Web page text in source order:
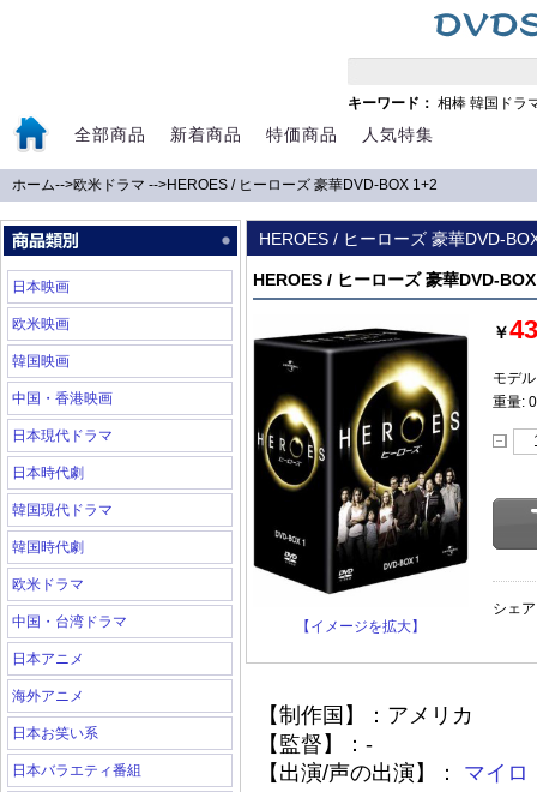
キーワード： 相棒 韓国ドラ
全部商品 新着商品 特価商品 人気特集
ホーム-->欧米ドラマ -->HEROES / ヒーローズ 豪華DVD-BOX 1+2
日本映画
欧米映画
韓国映画
中国・香港映画
日本現代ドラマ
日本時代劇
韓国現代ドラマ
韓国時代劇
欧米ドラマ
中国・台湾ドラマ
日本アニメ
海外アニメ
日本お笑い系
日本バラエティ番組
HEROES / ヒーローズ 豪華DVD-
HEROES / ヒーローズ 豪華DVD-
【イメージを拡大】
￥
モデ
重量:
シェ
【制作国】：アメリカ
【監督】：-
【出演/声の出演】： マイロ